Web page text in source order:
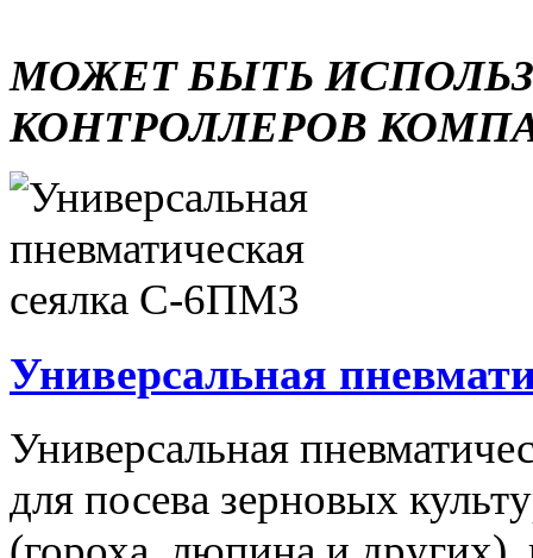
МОЖЕТ БЫТЬ
КОНТРОЛЛЕРОВ
Универсальная
Универсальная
для посева зерновых